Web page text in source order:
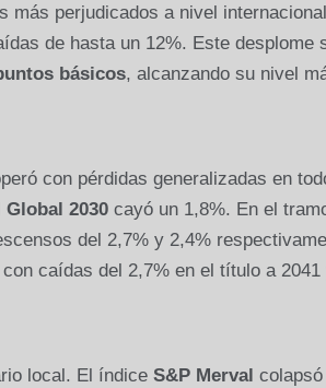
más perjudicados a nivel
de hasta un 12%. Este desplome
básicos, alcanzando su nivel
con pérdidas generalizadas en
Global 2030cayó un 1,8%. En el
del 2,7% y 2,4%
caídas del 2,7% en el título a
local. El índice S&P Merval